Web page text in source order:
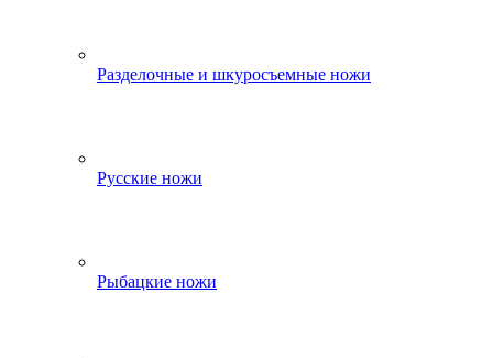
Разделочные и шкуросъемные ножи
Русские ножи
Рыбацкие ножи